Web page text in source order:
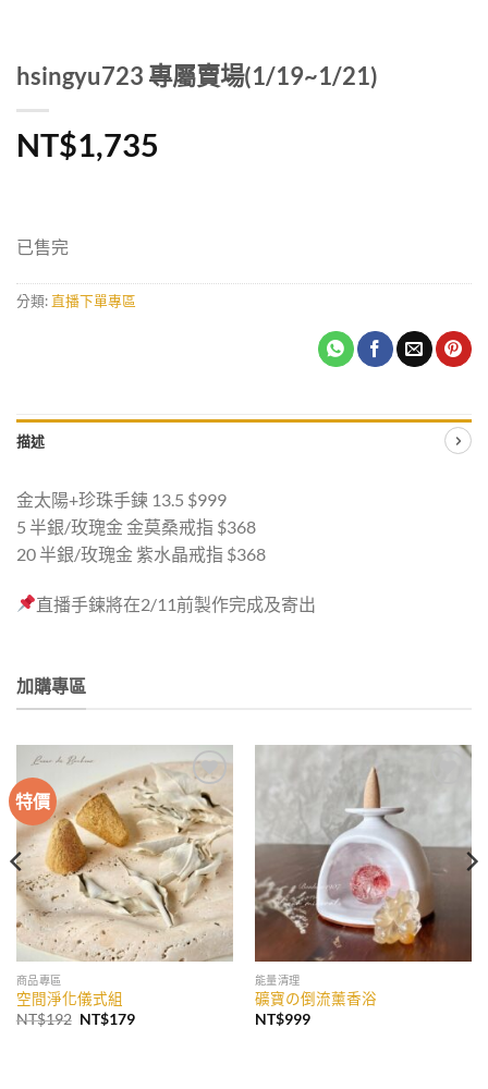
hsingyu723 專屬賣場(1/19~1/21)
NT$1,735
已售完
分類: 直播下單專區
描述
金太陽+珍珠手鍊 13.5 $999
5 半銀/玫瑰金 金莫桑戒指 $368
20 半銀/玫瑰金 紫水晶戒指 $368
直播手鍊將在2/11前製作完成及寄出
加購專區
特價
加入
收藏
商品專區
空間淨化儀式組
NT$192 原
NT$179目
收藏
能量清理
礦寶の倒流薰香浴
NT$999